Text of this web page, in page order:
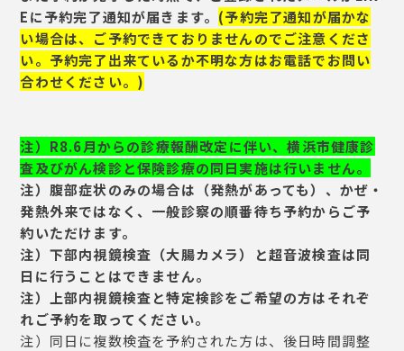
Eに予約完了通知が届きます。 (予約完了通知が届かな
い場合は、ご予約できておりませんのでご注意くださ
い。予約完了出来ているか不明な方はお電話でお問い
合わせください。)
注）R8.6月からの診療報酬改定に伴い、横浜市健康診
査及びがん検診と保険診療の同日実施は行いません。
注）腹部症状のみの場合は（発熱があっても）、かぜ・
発熱外来ではなく、一般診察の順番待ち予約からご予
約いただけます。
注）下部内視鏡検査（大腸カメラ）と超音波検査は同
日に行うことはできません。
注）上部内視鏡検査と特定検診をご希望の方はそれぞ
れご予約を取ってください。
注）同日に複数検査を予約された方は、後日時間調整